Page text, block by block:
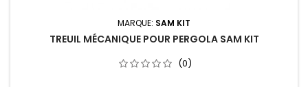
MARQUE: SAM KIT
TREUIL MÉCANIQUE POUR PERGOLA SAM KIT
(0)